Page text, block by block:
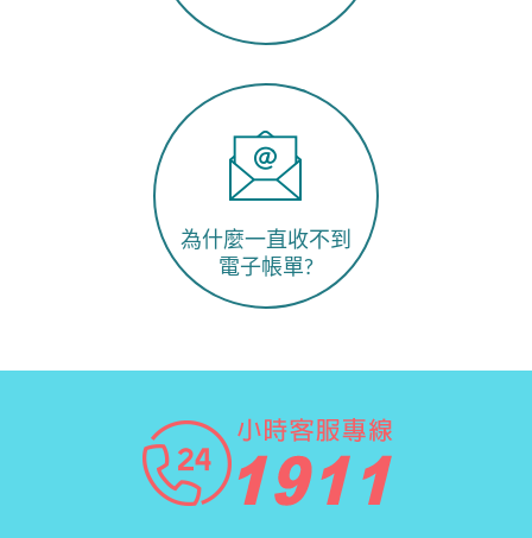
為什麼一直收不到
電子帳單?